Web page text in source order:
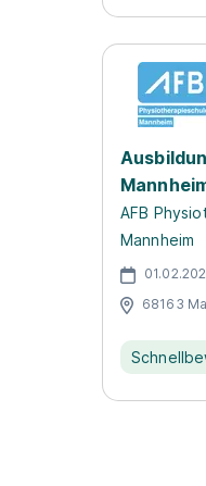
AFB
Mannheim
68163